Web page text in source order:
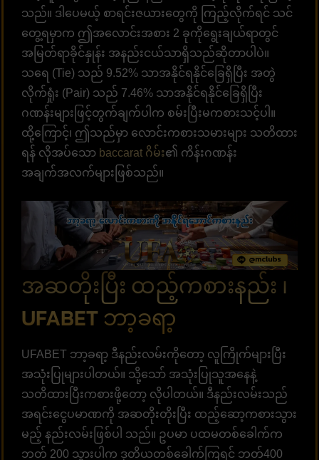
သည်။ ဒါပေမယ့် စာရင်းဇယားတွေကို ကြည့်လိုက်ရင် သင်
တွေ့ရမှာက ဤအလောင်းအစား 2 ခုကိုရွေးချယ်ရာတွင်
အမြတ်ရာခိုင်နှုန်း အနည်းငယ်သာရှိသည်ဆိုတာပါပဲ။
သရေ (Tie) သည် 9.52% သာအနိုင်ရနိုင်ခြေရှိပြီး အတွဲ
လိုက်ရှုံး (Pair) သည် 7.46% သာအနိုင်ရနိုင်ခြေရှိပြီး
ဂဏန်းများဖြင့်တွက်ချက်ပါက စမ်းပြီးမကစားသင့်ပါ။
ထို့ကြောင့်၊ ဤသည်မှာ လောင်းကစားသမားများ သတိထား
ရန် လိုအပ်သော baccarat ဂိမ်း၏ ကိန်းဂဏန်း
အချက်အလက်များဖြစ်သည်။
အဆတိုးပြီး ထည့်ကစားနည်း ၊
UFABET ဘာ့ခရာ့
UFABET ဘာ့ခရာ့ ဒီနည်းလမ်းကိုတော့ လူကြိုက်များပြီး
အသုံးပြုများပါတယ်။ သို့သော် အသုံးပြုသူအနေနဲ့
သတိထားပြီးကစားဖို့တော့ လိုပါတယ်။ ဒီနည်းလမ်းသည်
အရင်းငွေပမာဏကို အဆတိုးတိုးပြီး ထည့်ဆော့ကစားသွား
မည့် နည်းလမ်းဖြစ်ပါ သည်။ ဥပမာ ပထမတစ်ခေါက်က
ဘတ် 200 သွားပါက ဒုတိယတစ်ခေါက်ကြရင် ဘတ်400